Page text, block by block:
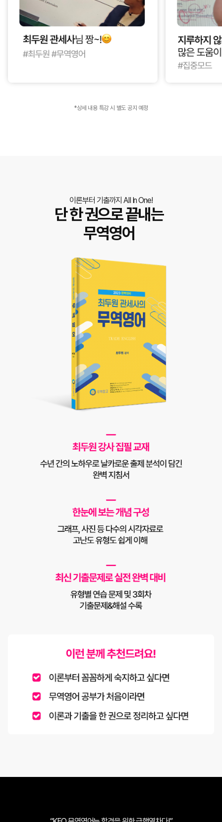
*상세 내용 특강 시 별도 공지 예정
이론부터 기출까지 AII In One!
단 한 권으로 끝내는
무역영어